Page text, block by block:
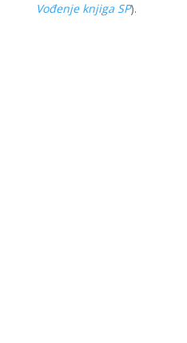
Vođenje knjiga SP).